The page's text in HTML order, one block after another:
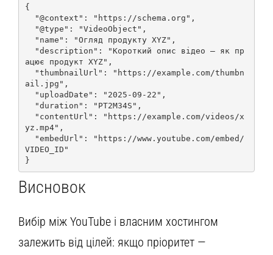
{
ацює продукт XYZ",
ail.jpg",
yz.mp4",
VIDEO_ID"
}
Висновок
Вибір між YouTube і власним хостингом
залежить від цілей: якщо пріоритет —